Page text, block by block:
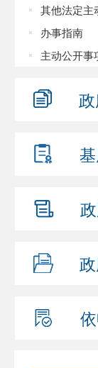
其他法定主
办事指南
主动公开事